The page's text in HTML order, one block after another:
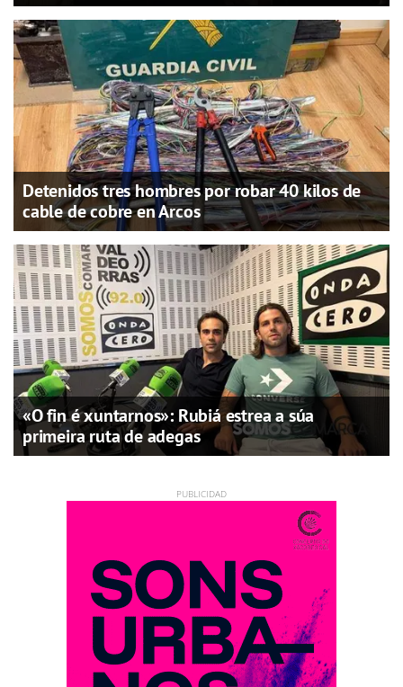
Detenidos tres hombres por robar 40 kilos de
cable de cobre en Arcos
«O fin é xuntarnos»: Rubiá estrea a súa
primeira ruta de adegas